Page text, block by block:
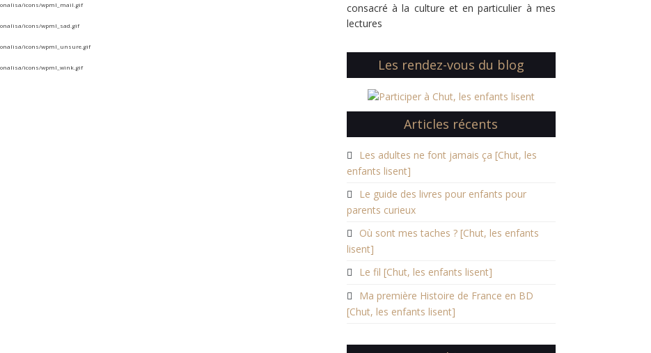
consacré à la culture et en particulier à mes
lectures
Les rendez-vous du blog
Articles récents
Les adultes ne font jamais ça [Chut, les
enfants lisent]
Le guide des livres pour enfants pour
parents curieux
Où sont mes taches ? [Chut, les enfants
lisent]
Le fil [Chut, les enfants lisent]
Ma première Histoire de France en BD
[Chut, les enfants lisent]